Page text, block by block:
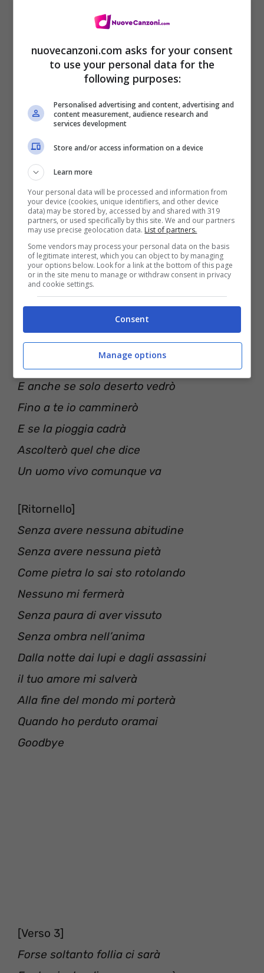
Alla Fine Del Mondo testo – Eros
Ramazzotti(Digital Download)
Porto nel cuore la mia libertà
A ogni costo la difenderò
Da tutto dal niente
Dal sempre dal mai
Io la vita la prendo così
Amore lo sai che verrò
e che me ne andrò via da qui
E se mi perderò io lo farò
per te
All’orizzonte nessuna città
Solo nubi di polvere
E anche se solo deserto vedrò
Fino a te io camminerò
E se la pioggia cadrà
Ascolterò quel che dice
Un uomo vivo comunque va
[Ritornello]
Senza avere nessuna abitudine
Senza avere nessuna pietà
Come pietra lo sai sto rotolando
Nessuno mi fermerà
Senza paura di aver vissuto
Senza ombra nell’anima
Dalla notte dai lupi e dagli assassini
il tuo amore mi salverà
Alla fine del mondo mi porterà
Quando ho perduto oramai
Goodbye
[Verso 3]
Forse soltanto follia ci sarà
nuovecanzoni.com asks for your consent
to use your personal data for the
following purposes:
Personalised advertising and content, advertising and
content measurement, audience research and
services development
Store and/or access information on a device
Learn more
Your personal data will be processed and information from
your device (cookies, unique identifiers, and other device
data) may be stored by, accessed by and shared with 319
partners, or used specifically by this site. We and our partners
may use precise geolocation data. List of partners.
Some vendors may process your personal data on the basis
of legitimate interest, which you can object to by managing
your options below. Look for a link at the bottom of this page
or in the site menu to manage or withdraw consent in privacy
and cookie settings.
Consent
Manage options